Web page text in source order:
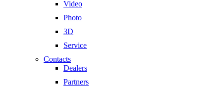
Video
Photo
3D
Service
Contacts
Dealers
Partners